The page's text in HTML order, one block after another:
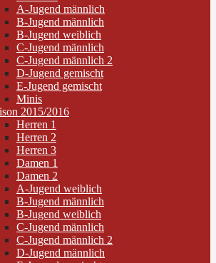
A-Jugend männlich
B-Jugend männlich
B-Jugend weiblich
C-Jugend männlich
C-Jugend männlich 2
D-Jugend gemischt
E-Jugend gemischt
Minis
2015/2016
Herren 1
Herren 2
Herren 3
Damen 1
Damen 2
A-Jugend weiblich
B-Jugend männlich
B-Jugend weiblich
C-Jugend männlich
C-Jugend männlich 2
D-Jugend männlich